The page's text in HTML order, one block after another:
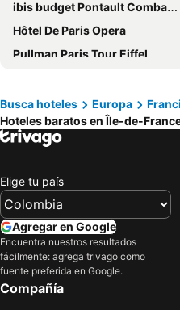
ibis budget Pontault Combault RN4 Marne la Vallée
Hôtel De Paris Opera
Pullman Paris Tour Eiffel
Hotel Avenir Jonquiere
Au Royal Mad
Hotel Eiffel Seine
Mercure Paris 19 Philharmonie La Villette
Blue Nights
Hotel Beausejour
Holiday Inn Express Paris-Canal De La Villette, An Ihg Hotel
Exe Panorama
Busca hoteles Europa
Hoteles baratos en Île-de-
Elige tu país
Agregar en Google
Encuentra nuestros resultados
fácilmente: agrega trivago como
fuente preferida en Google.
Compañía